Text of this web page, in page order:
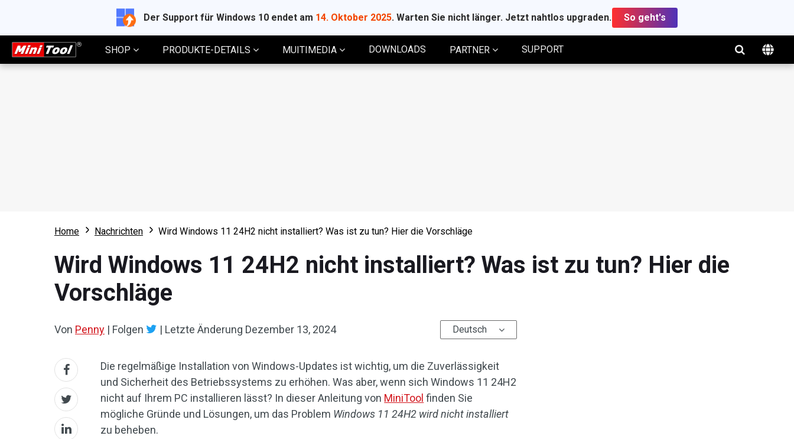
Der Support für Windows 10 endet am 14. Oktober 2025. Warten Sie nicht länger. Jetzt nahtlos upgraden. So geht's
SHOP PRODUKTE-DETAILS MUITIMEDIA DOWNLOADS PARTNER SUPPORT
Home Nachrichten Wird Windows 11 24H2 nicht installiert? Was ist zu tun? Hier die Vorschläge
Wird Windows 11 24H2 nicht installiert? Was ist zu tun? Hier die
Vorschläge
Von Penny | Folgen | Letzte Änderung Dezember 13, 2024 Deutsch
Die regelmäßige Installation von Windows-Updates ist wichtig, um die Zuverlässigkeit
und Sicherheit des Betriebssystems zu erhöhen. Was aber, wenn sich Windows 11 24H2
nicht auf Ihrem PC installieren lässt? In dieser Anleitung von MiniTool finden Sie
mögliche Gründe und Lösungen, um das Problem Windows 11 24H2 wird nicht installiert
zu beheben.